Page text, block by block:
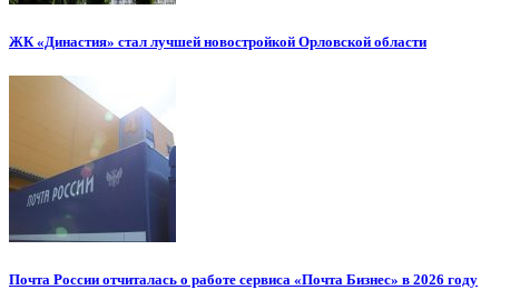
ЖК «Династия» стал лучшей новостройкой Орловской области
Почта России отчиталась о работе сервиса «Почта Бизнес» в 2026 году